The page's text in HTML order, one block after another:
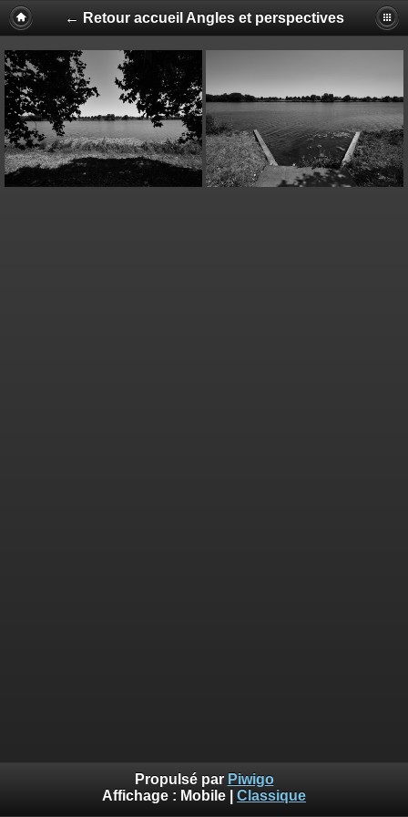
← Retour accueil Angles et perspectives
Propulsé par Piwigo
Affichage : Mobile Classique